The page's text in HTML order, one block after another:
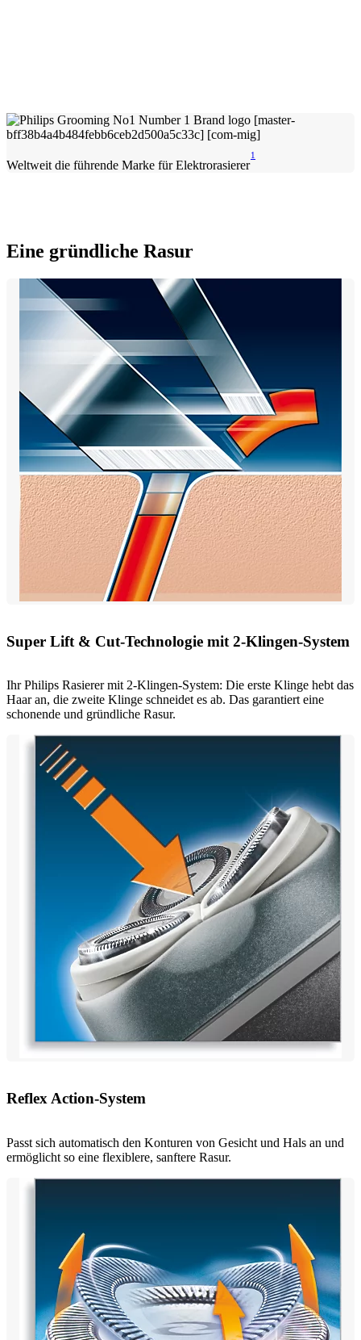
Weltweit die führende Marke für Elektrorasierer
1
Eine gründliche Rasur
Super Lift & Cut-Technologie mit 2-Klingen-System
Ihr Philips Rasierer mit 2-Klingen-System: Die erste Klinge hebt das
Haar an, die zweite Klinge schneidet es ab. Das garantiert eine
schonende und gründliche Rasur.
Reflex Action-System
Passt sich automatisch den Konturen von Gesicht und Hals an und
ermöglicht so eine flexiblere, sanftere Rasur.